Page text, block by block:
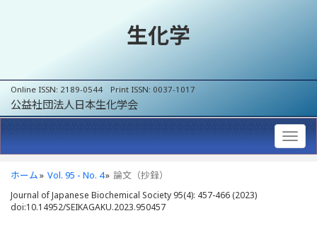
生化学
Online ISSN: 2189-0544 Print ISSN: 0037-1017
公益社団法人日本生化学会
ホーム Vol. 95 - No. 4 論文（抄録）
Journal of Japanese Biochemical Society 95(4): 457-466 (2023)
doi:10.14952/SEIKAGAKU.2023.950457